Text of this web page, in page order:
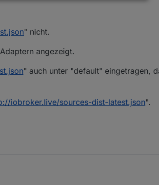
" nicht.
angezeigt.
" auch unter "default" eingetragen,
iobroker.live/sources-dist-latest.json".